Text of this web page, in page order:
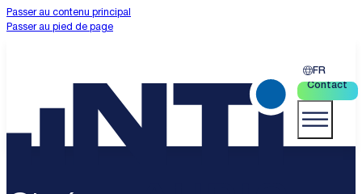
Passer au contenu principal
Passer au pied de page
FR
Contact